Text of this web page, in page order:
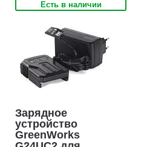
Есть в наличии
Зарядное
устройство
GreenWorks